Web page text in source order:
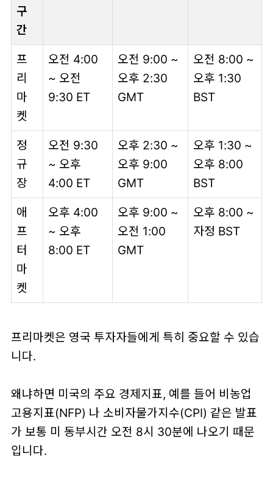
구
간
프
리
마
켓
오전 4:00
~ 오전
9:30 ET
오전 9:00 ~
오후 2:30
GMT
오전 8:00 ~
오후 1:30
BST
정
규
장
오전 9:30
~ 오후
4:00 ET
오후 2:30 ~
오후 9:00
GMT
오후 1:30 ~
오후 8:00
BST
애
프
터
마
켓
오후 4:00
~ 오후
8:00 ET
오후 9:00 ~
오전 1:00
GMT
오후 8:00 ~
자정 BST
프리마켓은 영국 투자자들에게 특히 중요할 수 있습
니다.
왜냐하면 미국의 주요 경제지표, 예를 들어 비농업
고용지표(NFP) 나 소비자물가지수(CPI) 같은 발표
가 보통 미 동부시간 오전 8시 30분에 나오기 때문
입니다.